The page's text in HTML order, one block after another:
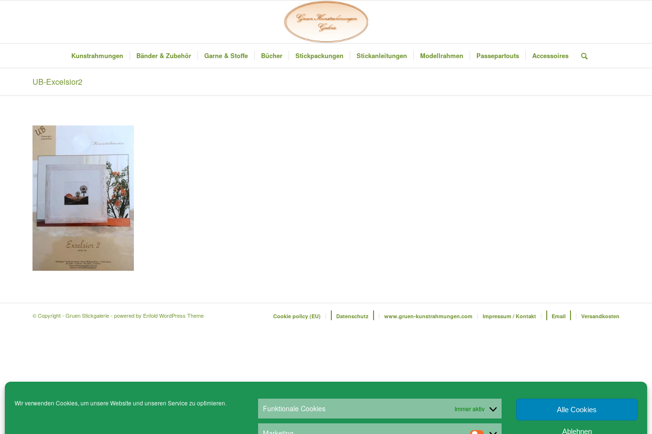
Wir verwenden Cookies, um unsere Website und unseren Service zu optimieren.
Funktionale Cookies Immer aktiv Alle Cookies
Ablehnen
Kunstrahmungen Bänder & Zubehör Garne & Stoffe Bücher Stickpackungen Stickanleitungen Modellrahmen Passepartouts Accessoires
UB-Excelsior2
© Copyright - Gruen Stickgalerie - powered by Enfold WordPress Theme Cookie policy (EU) Datenschutz www.gruen-kunstrahmungen.com Impressum / Kontakt Email Versandkosten